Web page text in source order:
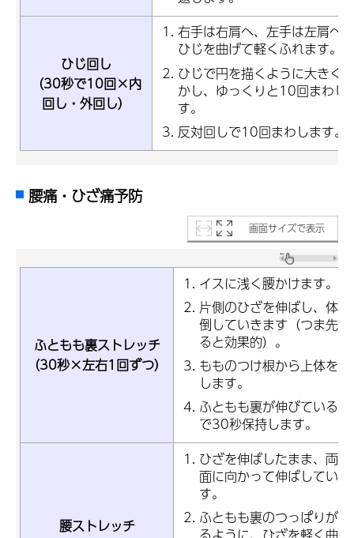
ひじ回し
（30秒で10回×内
回し・外回し）
右手は右肩へ、左手は左肩へ、
ひじを曲げて軽くふれます。
ひじで円を描くように大きく動
かし、ゆっくりと10回まわし
す。
反対回しで10回まわします。
腰痛・ひざ痛予防
画面サイズで表示
ふともも裏ストレッチ
（30秒×左右1回ずつ）
イスに浅く腰かけます。
片側のひざを伸ばし、体
倒していきます（つま先
ると効果的）。
もものつけ根から上体を
します。
ふともも裏が伸びている
で30秒保持します。
腰ストレッチ
ひざを伸ばしたまま、両
面に向かって伸ばしてい
す。
ふともも裏のつっぱりが